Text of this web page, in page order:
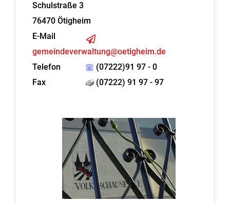
Schulstraße 3
76470 Ötigheim
E-Mail
gemeindeverwaltung@oetigheim.de
Telefon
(07222)91 97 - 0
Fax
(07222) 91 97 - 97